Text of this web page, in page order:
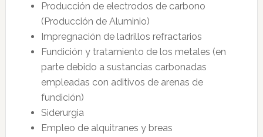
Producción de electrodos de carbono
(Producción de Aluminio)
Impregnación de ladrillos refractarios
Fundición y tratamiento de los metales (en
parte debido a sustancias carbonadas
empleadas con aditivos de arenas de
fundición)
Siderurgia
Empleo de alquitranes y breas